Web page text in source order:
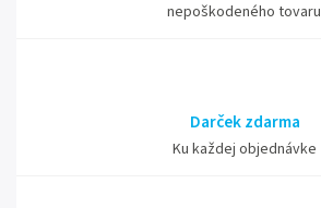
nepoškodeného tovaru
Darček zdarma
Ku každej objednávke